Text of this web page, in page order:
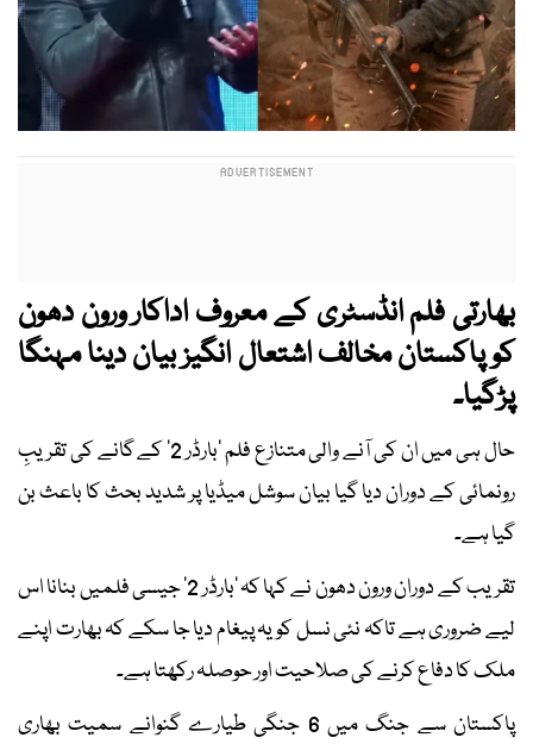
بھارتی فلم انڈسٹری کے معروف اداکار ورون دھون
کو پاکستان مخالف اشتعال انگیز بیان دینا مہنگا
پڑگیا۔
حال ہی میں ان کی آنے والی متنازع فلم ’بارڈر 2‘ کے گانے کی تقریبِ
رونمائی کے دوران دیا گیا بیان سوشل میڈیا پر شدید بحث کا باعث بن
گیا ہے۔
تقریب کے دوران ورون دھون نے کہا کہ ’بارڈر 2‘ جیسی فلمیں بنانا اس
لیے ضروری ہے تاکہ نئی نسل کو یہ پیغام دیا جا سکے کہ بھارت اپنے
ملک کا دفاع کرنے کی صلاحیت اور حوصلہ رکھتا ہے۔
پاکستان سے جنگ میں 6 جنگی طیارے گنوانے سمیت بھاری